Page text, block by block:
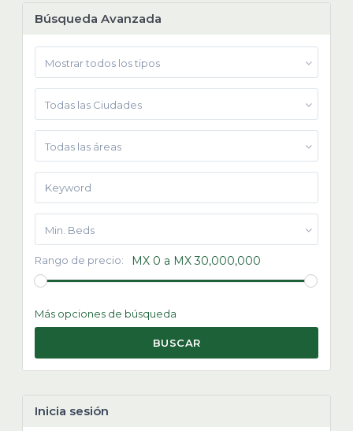
Búsqueda Avanzada
Mostrar todos los tipos
Todas las Ciudades
Todas las áreas
Min. Beds
Rango de precio: MX 0 a MX 30,000,000
Más opciones de búsqueda
BUSCAR
Inicia sesión